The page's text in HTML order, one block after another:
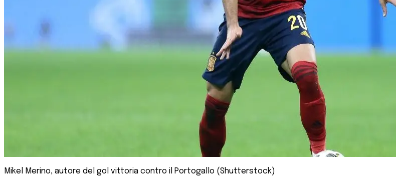
Mikel Merino, autore del gol vittoria contro il Portogallo (Shutterstock)